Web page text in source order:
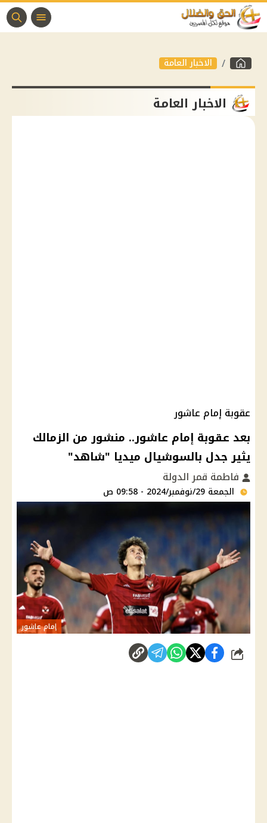
الاخبار العامة
الاخبار العامة
عقوبة إمام عاشور
بعد عقوبة إمام عاشور.. منشور من الزمالك
يثير جدل بالسوشيال ميديا "شاهد"
فاطمة قمر الدولة
الجمعة 29/نوفمبر/2024 - 09:58 ص
إمام عاشور
شارك